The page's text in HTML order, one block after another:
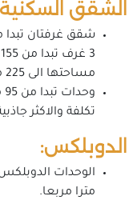
الشقق السكنية:
مساحتها الى 225 مترا مربعا.
تكلفة والاكثر
الدوبلكس:
مترا مربعا.